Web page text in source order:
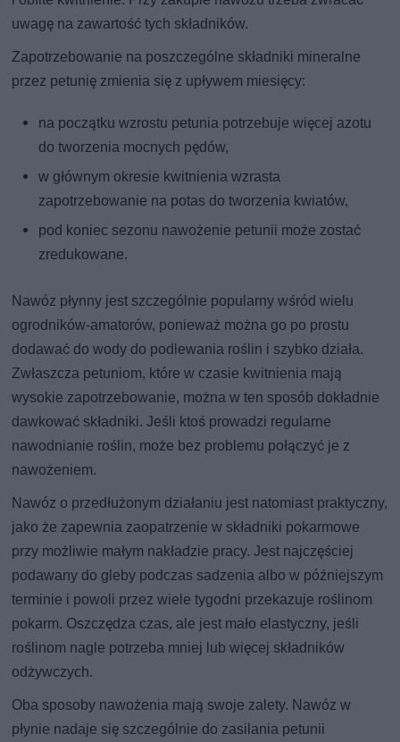
uwagę na zawartość tych składników.
Zapotrzebowanie na poszczególne składniki mineralne
przez petunię zmienia się z upływem miesięcy:
na początku wzrostu petunia potrzebuje więcej azotu
do tworzenia mocnych pędów,
w głównym okresie kwitnienia wzrasta
zapotrzebowanie na potas do tworzenia kwiatów,
pod koniec sezonu nawożenie petunii może zostać
zredukowane.
Nawóz płynny jest szczególnie popularny wśród wielu
ogrodników-amatorów, ponieważ można go po prostu
dodawać do wody do podlewania roślin i szybko działa.
Zwłaszcza petuniom, które w czasie kwitnienia mają
wysokie zapotrzebowanie, można w ten sposób dokładnie
dawkować składniki. Jeśli ktoś prowadzi regularne
nawodnianie roślin, może bez problemu połączyć je z
nawożeniem.
Nawóz o przedłużonym działaniu jest natomiast praktyczny,
jako że zapewnia zaopatrzenie w składniki pokarmowe
przy możliwie małym nakładzie pracy. Jest najczęściej
podawany do gleby podczas sadzenia albo w późniejszym
terminie i powoli przez wiele tygodni przekazuje roślinom
pokarm. Oszczędza czas, ale jest mało elastyczny, jeśli
roślinom nagle potrzeba mniej lub więcej składników
odżywczych.
Oba sposoby nawożenia mają swoje zalety. Nawóz w
płynie nadaje się szczególnie do zasilania petunii